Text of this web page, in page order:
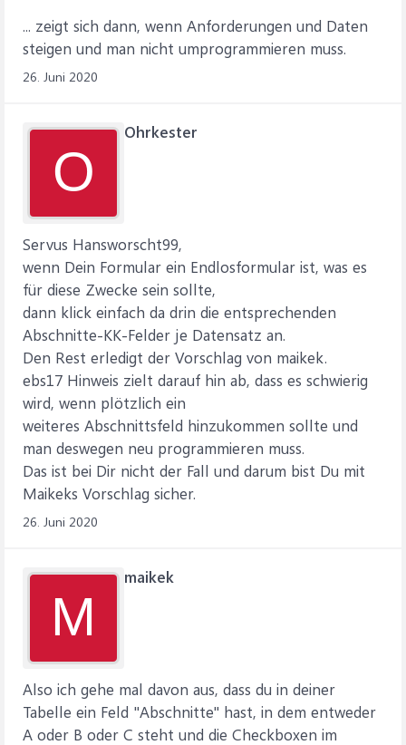
... zeigt sich dann, wenn Anforderungen und Daten
steigen und man nicht umprogrammieren muss.
26. Juni 2020
O
Ohrkester
Servus Hansworscht99,
wenn Dein Formular ein Endlosformular ist, was es
für diese Zwecke sein sollte,
dann klick einfach da drin die entsprechenden
Abschnitte-KK-Felder je Datensatz an.
Den Rest erledigt der Vorschlag von maikek.
ebs17 Hinweis zielt darauf hin ab, dass es schwierig
wird, wenn plötzlich ein
weiteres Abschnittsfeld hinzukommen sollte und
man deswegen neu programmieren muss.
Das ist bei Dir nicht der Fall und darum bist Du mit
Maikeks Vorschlag sicher.
26. Juni 2020
M
maikek
Also ich gehe mal davon aus, dass du in deiner
Tabelle ein Feld "Abschnitte" hast, in dem entweder
A oder B oder C steht und die Checkboxen im